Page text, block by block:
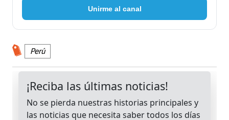
Unirme al canal
Perú